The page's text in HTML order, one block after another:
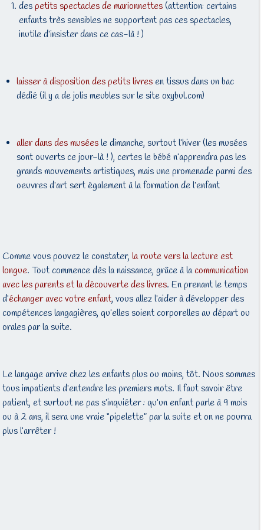
despetits spectacles de marionnettes(attention: certains
enfants très sensibles ne supportent pas ces spectacles,
inutile d’insister dans ce cas-là ! )
laisser à disposition des petits livres en tissus dans un bac
dédié (il y a de jolis meubles sur le site oxybul.com)
aller dans des muséesle dimanche, surtout l’hiver (les musées
sont ouverts ce jour-là ! ), certes le bébé n’apprendra pas les
grands mouvements artistiques, mais une promenade parmi des
oeuvres d’art sert également à la formation de l’enfant
Comme vous pouvez le constater,la route vers la lecture est
longue. Tout commence dès la naissance, grâce à lacommunication
avec les parents et la découverte des livres. En prenant le temps
d’échanger avec votre enfant, vous allez l’aider à développer des
compétences langagières, qu’elles soient corporelles au départ ou
orales par la suite.
Le langage arrive chez les enfants plus ou moins, tôt. Nous sommes
tous impatients d’entendre les premiers mots. Il faut savoir être
patient, et surtout ne pas s’inquiéter : qu’un enfant parle à 9 mois
ou à 2 ans, il sera une vraie “pipelette” par la suite et on ne pourra
plus l’arrêter !